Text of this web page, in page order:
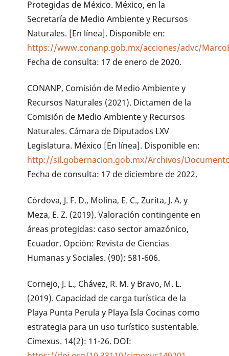
Protegidas de México. México, en la
Secretaría de Medio Ambiente y Recursos
Naturales. [En línea]. Disponible en:
https://www.conanp.gob.mx/acciones/advc/
Fecha de consulta: 17 de enero de 2020.
CONANP, Comisión de Medio Ambiente y
Recursos Naturales (2021). Dictamen de la
Comisión de Medio Ambiente y Recursos
Naturales. Cámara de Diputados LXV
Legislatura. México [En línea]. Disponible en:
http://sil.gobernacion.gob.mx/Archivos/
Fecha de consulta: 17 de diciembre de 2022.
Córdova, J. F. D., Molina, E. C., Zurita, J. A. y
Meza, E. Z. (2019). Valoración contingente en
áreas protegidas: caso sector amazónico,
Ecuador. Opción: Revista de Ciencias
Humanas y Sociales. (90): 581-606.
Cornejo, J. L., Chávez, R. M. y Bravo, M. L.
(2019). Capacidad de carga turística de la
Playa Punta Perula y Playa Isla Cocinas como
estrategia para un uso turístico sustentable.
Cimexus. 14(2): 11-26. DOI: